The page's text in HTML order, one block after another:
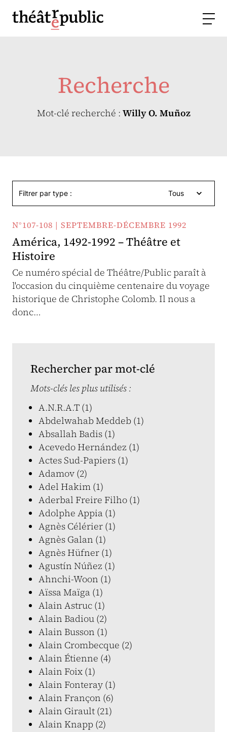
Recherche
Mot-clé recherché : Willy O. Muñoz
Filtrer par type : Tous
N°107-108 | SEPTEMBRE-DÉCEMBRE 1992
América, 1492-1992 – Théâtre et
Histoire
Ce numéro spécial de Théâtre/Public paraît à
l'occasion du cinquième centenaire du voyage
historique de Christophe Colomb. Il nous a
donc…
Rechercher par mot-clé
Mots-clés les plus utilisés :
A.N.R.A.T (1)
Abdelwahab Meddeb (1)
Absallah Badis (1)
Acevedo Hernández (1)
Actes Sud-Papiers (1)
Adamov (2)
Adel Hakim (1)
Aderbal Freire Filho (1)
Adolphe Appia (1)
Agnès Célérier (1)
Agnès Galan (1)
Agnès Hüfner (1)
Agustín Núñez (1)
Ahnchi-Woon (1)
Aïssa Maïga (1)
Alain Astruc (1)
Alain Badiou (2)
Alain Busson (1)
Alain Crombecque (2)
Alain Étienne (4)
Alain Foix (1)
Alain Fonteray (1)
Alain Françon (6)
Alain Girault (21)
Alain Knapp (2)